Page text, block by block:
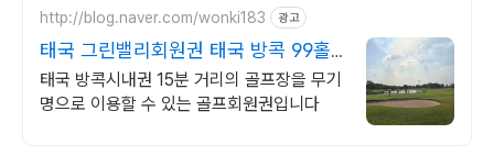
http://blog.naver.com/wonki183 광고
태국 그린밸리회원권 태국 방콕 99홀
무기회원권
태국 방콕시내권 15분 거리의 골프장을 무기
명으로 이용할 수 있는 골프회원권입니다